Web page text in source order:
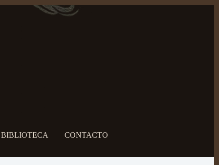
BIBLIOTECA CONTACTO